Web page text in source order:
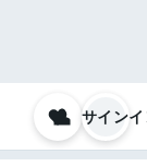
サイン